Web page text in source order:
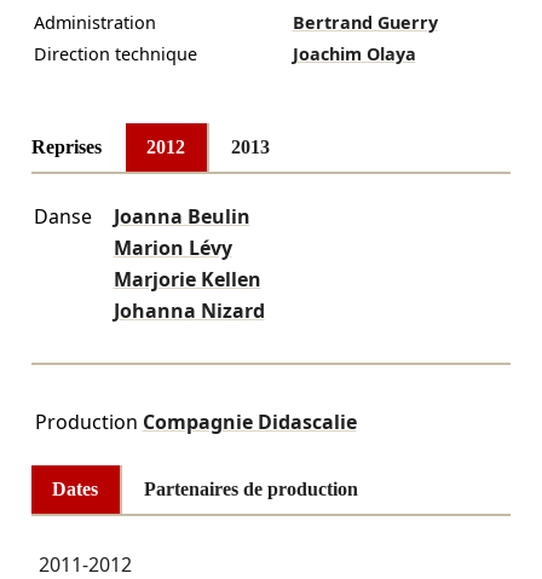
Administration
Bertrand Guerry
Direction technique
Joachim Olaya
Reprises 2012 2013
Danse
Joanna Beulin
Marion Lévy
Marjorie Kellen
Johanna Nizard
Production Compagnie Didascalie
Dates Partenaires de production
2011-2012